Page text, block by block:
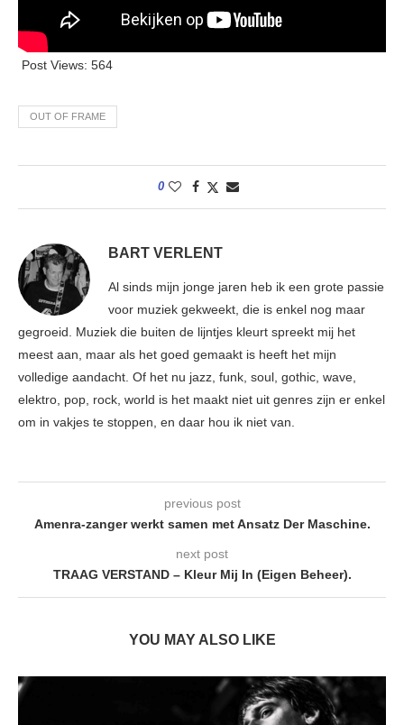
Post Views: 564
OUT OF FRAME
0
BART VERLENT
Al sinds mijn jonge jaren heb ik een grote passie
voor muziek gekweekt, die is enkel nog maar
gegroeid. Muziek die buiten de lijntjes kleurt spreekt mij het
meest aan, maar als het goed gemaakt is heeft het mijn
volledige aandacht. Of het nu jazz, funk, soul, gothic, wave,
elektro, pop, rock, world is het maakt niet uit genres zijn er enkel
om in vakjes te stoppen, en daar hou ik niet van.
previous post
Amenra-zanger werkt samen met Ansatz Der Maschine.
next post
TRAAG VERSTAND – Kleur Mij In (Eigen Beheer).
YOU MAY ALSO LIKE